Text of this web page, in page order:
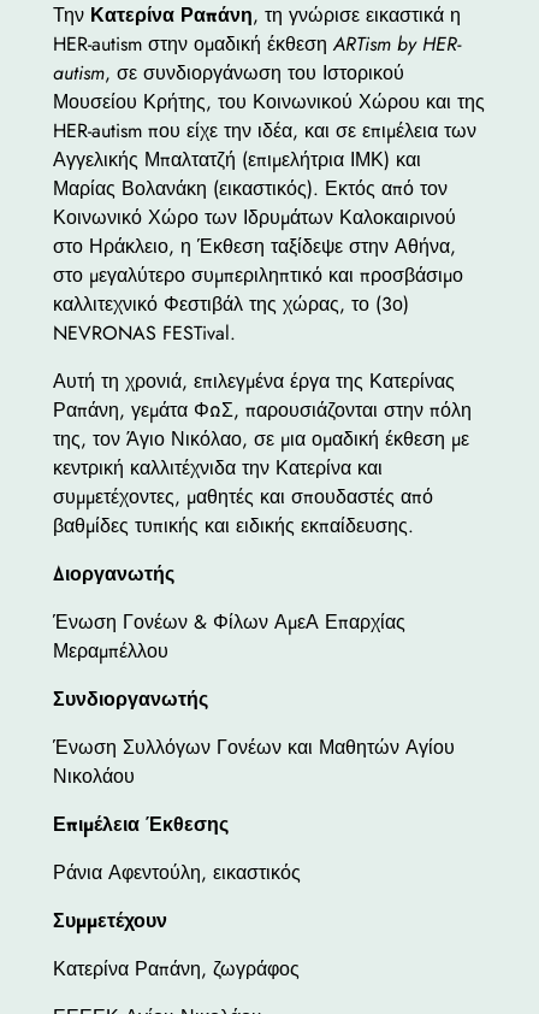
Την Κατερίνα Ραπάνη, τη γνώρισε εικαστικά η
HER-autism στην ομαδική έκθεσηARTism by HER-
autism, σε συνδιοργάνωση του Ιστορικού
Μουσείου Κρήτης, του Κοινωνικού Χώρου και της
HER-autism που είχε την ιδέα, και σε επιμέλεια των
Αγγελικής Μπαλτατζή (επιμελήτρια ΙΜΚ) και
Μαρίας Βολανάκη (εικαστικός). Εκτός από τον
Κοινωνικό Χώρο των Ιδρυμάτων Καλοκαιρινού
στο Ηράκλειο, η Έκθεση ταξίδεψε στην Αθήνα,
στο μεγαλύτερο συμπεριληπτικό και προσβάσιμο
καλλιτεχνικό Φεστιβάλ της χώρας, το (3ο)
NEVRONAS FESTival.
Αυτή τη χρονιά, επιλεγμένα έργα της Κατερίνας
Ραπάνη, γεμάτα ΦΩΣ, παρουσιάζονται στην πόλη
της, τον Άγιο Νικόλαο, σε μια ομαδική έκθεση με
κεντρική καλλιτέχνιδα την Κατερίνα και
συμμετέχοντες, μαθητές και σπουδαστές από
βαθμίδες τυπικής και ειδικής εκπαίδευσης.
Διοργανωτής
Ένωση Γονέων & Φίλων ΑμεΑ Επαρχίας
Μεραμπέλλου
Συνδιοργανωτής
Ένωση Συλλόγων Γονέων και Μαθητών Αγίου
Νικολάου
Επιμέλεια Έκθεσης
Ράνια Αφεντούλη, εικαστικός
Συμμετέχουν
Κατερίνα Ραπάνη, ζωγράφος